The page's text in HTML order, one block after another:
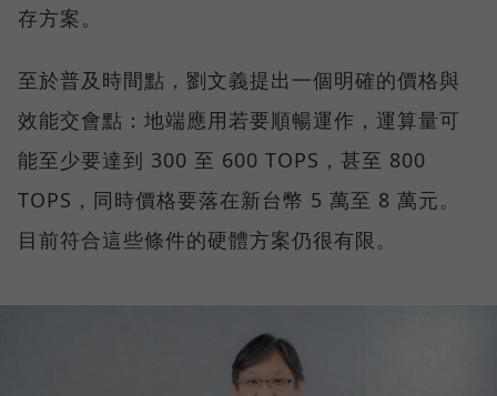
存方案。
至於普及時間點，劉文義提出一個明確的價格與
效能交會點：地端應用若要順暢運作，運算量可
能至少要達到 300 至 600 TOPS，甚至 800
TOPS，同時價格要落在新台幣 5 萬至 8 萬元。
目前符合這些條件的硬體方案仍很有限。